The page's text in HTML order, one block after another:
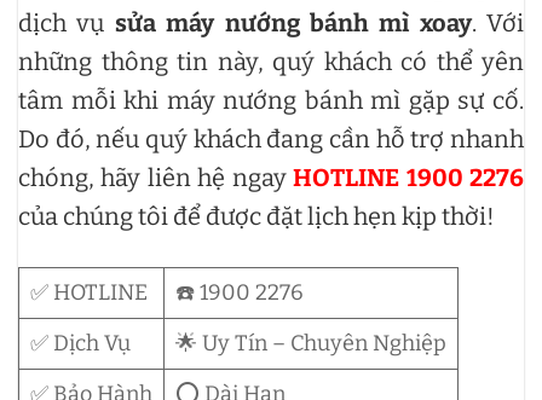
dịch vụ sửa máy nướng bánh mì xoay. Với
những thông tin này, quý khách có thể yên
tâm mỗi khi máy nướng bánh mì gặp sự cố.
Do đó, nếu quý khách đang cần hỗ trợ nhanh
chóng, hãy liên hệ ngayHOTLINE 1900 2276
của chúng tôi để được đặt lịch hẹn kịp thời!
✅ HOTLINE
☎️ 1900 2276
✅ Dịch Vụ
🌟 Uy Tín – Chuyên Nghiệp
✅ Bảo Hành
⭕ Dài Hạn